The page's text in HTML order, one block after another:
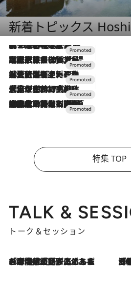
新着トピックス
2026.8.7
【トンボの足水浴】ヒノキの香りに包まれて涼感マックス！約13℃の湧水かけ流しを避暑地「星野温泉 トンボの湯」で体験
2026.7.31
【ホテル帰省】という選択肢をOMOが提案。家族とほどよい距離を保つには「昼は実家、夜は気兼ねなくホテルで！」
2026.7.24
【夏限定ディナーコース】旬を迎える稚鮎や花ズッキーニなどをイタリア・トスカーナの郷土料理の手法で満喫！
2026.7.17
「土佐和ハーブかき氷」がOMO7高知に登場！生姜、山椒、大葉など目にも舌にも涼を呼ぶ郷土の味
2026.7.10
NEW OPEN！【界 草津】名湯の地に誕生。趣の異なる2種の温泉と上州ならではの会席・蕎麦割烹など美食を味わう究極の癒やし旅
特集 TOP
TALK &
トーク＆セッション
2026.8.3
「今後値上げがあるとすれば…」「リスクがあるのは今年の冬」エネルギー専門家が語る、ホルムズ海峡封鎖が家庭にもたらす“ある心配” 「住宅建てられない…」「サ